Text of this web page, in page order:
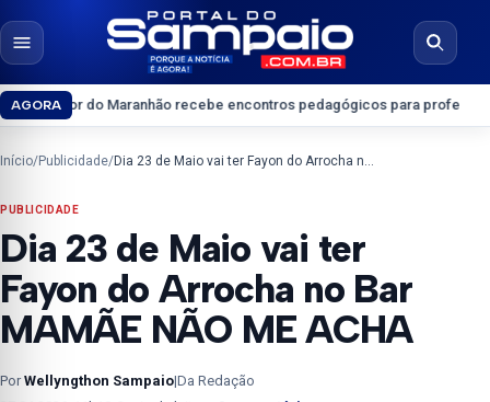
Pular para o conteúdo
Abrir menu
Abrir
AGORA
Maranhão recebe encontros pedagógicos para professores do Ensino
Início/Publicidade/ Dia 23 de Maio vai ter Fayon do Arrocha no Bar MAMÃE NÃO ME ACHA
PUBLICIDADE
Dia 23 de Maio vai ter
Fayon do Arrocha no Bar
MAMÃE NÃO ME ACHA
PorWellyngthon Sampaio|Da Redação